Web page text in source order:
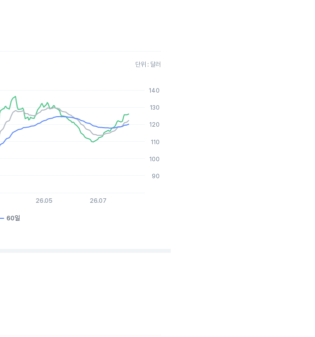
단위 : 달러
08-05 15:00:00 to 2026-08-04 15:00:00.
to 136.32.
60일
26.05 26.07
90
100
110
120
130
140